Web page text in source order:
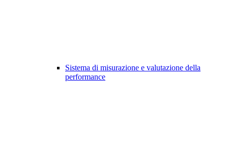
Sistema di misurazione e valutazione della
performance